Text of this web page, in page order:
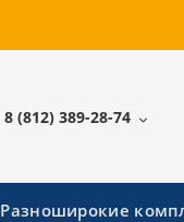
8 (812) 389-28-74
Разноширокие